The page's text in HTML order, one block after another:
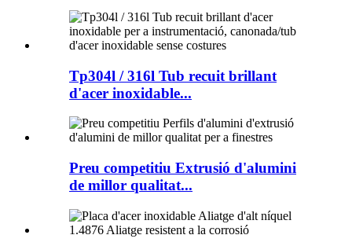
Tp304l / 316l Tub recuit brillant
d'acer inoxidable...
Preu competitiu Extrusió d'alumini
de millor qualitat...